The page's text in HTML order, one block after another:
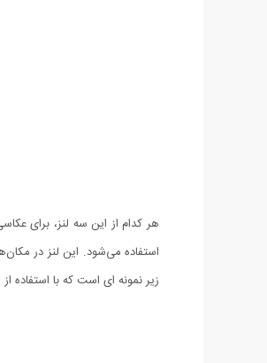
هر کدام از این سه لنز، برای
استفاده می‌شود. این لنز در
زیر نمونه ای است که با استفاده